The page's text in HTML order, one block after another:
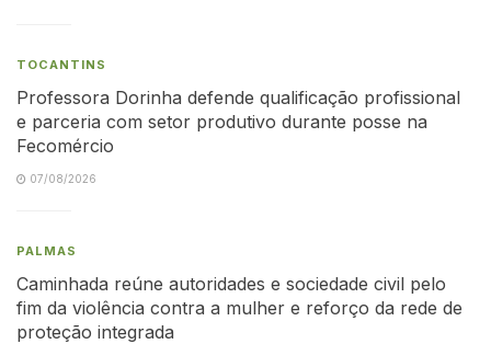
TOCANTINS
Professora Dorinha defende qualificação profissional
e parceria com setor produtivo durante posse na
Fecomércio
07/08/2026
PALMAS
Caminhada reúne autoridades e sociedade civil pelo
fim da violência contra a mulher e reforço da rede de
proteção integrada